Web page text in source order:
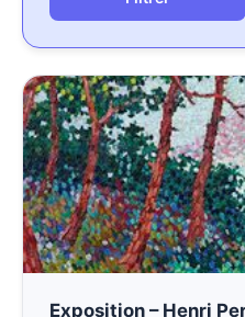
Exposition – Henri